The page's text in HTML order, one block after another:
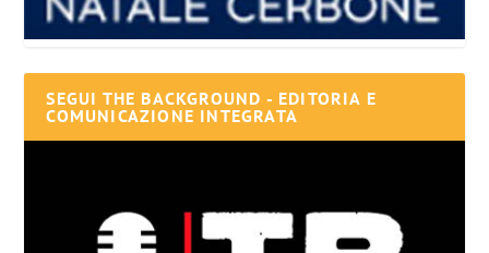
SEGUI THE BACKGROUND - EDITORIA E
COMUNICAZIONE INTEGRATA